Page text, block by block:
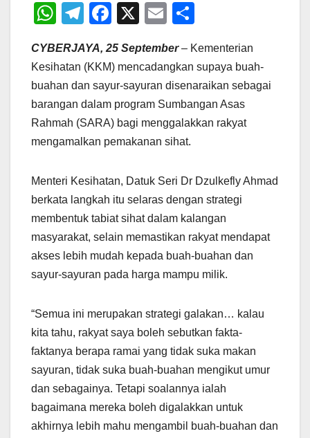
W
at
s
A
p
p
T
e
gr
a
m
F
c
e
b
o
o
X
E
ail ar
e
CYBERJAYA, 25 September – Kementerian
Kesihatan (KKM) mencadangkan supaya buah-
buahan dan sayur-sayuran disenaraikan sebagai
barangan dalam program Sumbangan Asas
Rahmah (SARA) bagi menggalakkan rakyat
mengamalkan pemakanan sihat.
Menteri Kesihatan, Datuk Seri Dr Dzulkefly Ahmad
berkata langkah itu selaras dengan strategi
membentuk tabiat sihat dalam kalangan
masyarakat, selain memastikan rakyat mendapat
akses lebih mudah kepada buah-buahan dan
sayur-sayuran pada harga mampu milik.
“Semua ini merupakan strategi galakan… kalau
kita tahu, rakyat saya boleh sebutkan fakta-
faktanya berapa ramai yang tidak suka makan
sayuran, tidak suka buah-buahan mengikut umur
dan sebagainya. Tetapi soalannya ialah
bagaimana mereka boleh digalakkan untuk
akhirnya lebih mahu mengambil buah-buahan dan